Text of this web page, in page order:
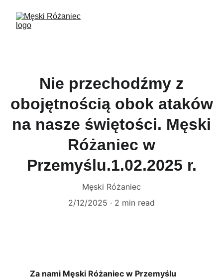
Nie przechodźmy z
obojętnością obok ataków
na nasze świętości. Męski
Różaniec w
Przemyślu.1.02.2025 r.
Męski Różaniec
2/12/2025
2 min read
Za nami Męski Różaniec w Przemyślu